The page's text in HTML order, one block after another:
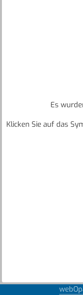
Es
Klicken Sie auf das